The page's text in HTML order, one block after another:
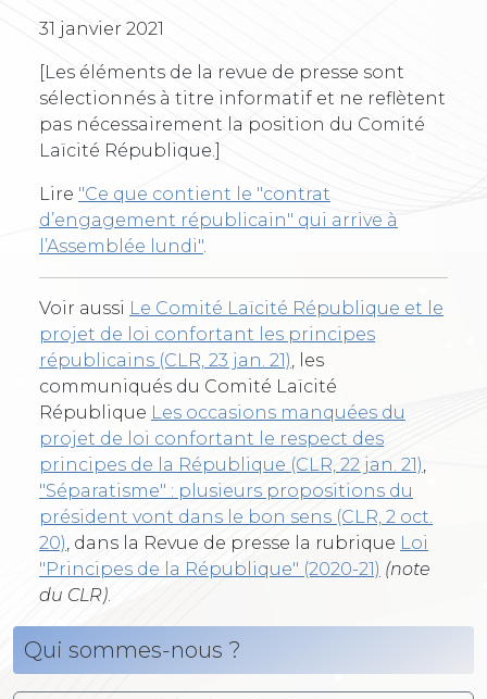
31 janvier 2021
[Les éléments de la revue de presse sont
sélectionnés à titre informatif et ne reflètent
pas nécessairement la position du Comité
Laïcité République.]
Lire "Ce que contient le "contrat
d’engagement républicain" qui arrive à
l’Assemblée lundi"
Voir aussi Le Comité Laïcité République et le
projet de loi confortant les principes
républicains (CLR, 23 jan. 21)
, les
communiqués du Comité Laïcité
République Les occasions manquées du
projet de loi confortant le respect des
principes de la République (CLR, 22 jan. 21)
"Séparatisme" : plusieurs propositions du
président vont dans le bon sens (CLR, 2 oct.
20) , dans la Revue de presse la rubrique Loi
"Principes de la République" (2020-21) (note
du CLR)
Qui sommes-nous ?